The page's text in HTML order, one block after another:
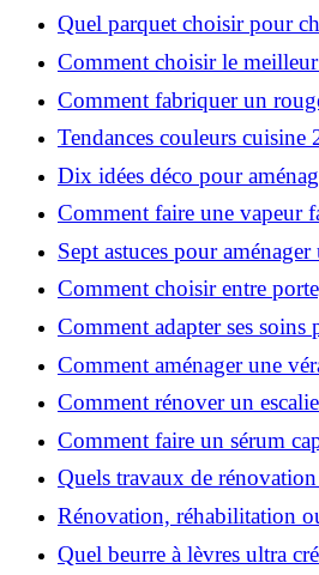
Quel parquet choisir pour
maison ?
Comment choisir le
Grenoble en 2026 ?
Comment fabriquer un
hydratant fait maison ?
Tendances couleurs cuisine
colorés, que choisir ?
Dix idées déco pour
chez soi
Comment faire une vapeur
une peau plus saine et
Sept astuces pour
naturelle chez soi
Comment choisir entre
coulissante pour séparer vos
Comment adapter ses soins
en hiver ?
Comment aménager une
conviviale : 12 idées déco
Comment rénover un
astuces faciles pas à pas
Comment faire un sérum
stimule réellement la pousse
Quels travaux de
valeur d'une maison pour la
Rénovation, réhabilitation
convient le mieux à mon
Quel beurre à lèvres ultra